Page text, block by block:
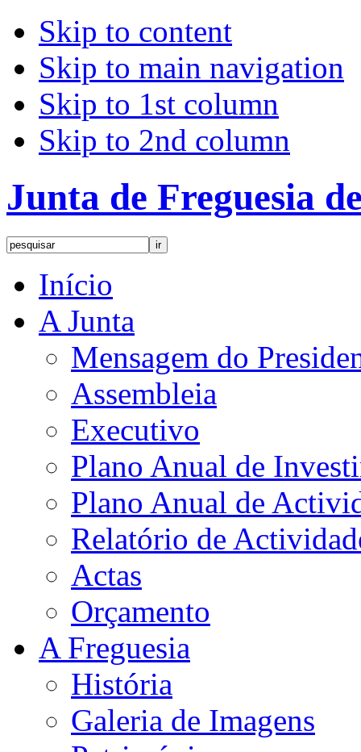
Skip to content
Skip to main navigation
Skip to 1st column
Skip to 2nd column
Junta de Freguesia
Início
A Junta
Mensagem do
Assembleia
Executivo
Plano Anual de
Plano Anual de
Relatório de
Actas
Orçamento
A Freguesia
História
Galeria de Imagens